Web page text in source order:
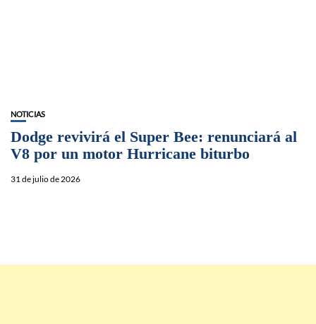
NOTICIAS
Dodge revivirá el Super Bee: renunciará al
V8 por un motor Hurricane biturbo
31 de julio de 2026